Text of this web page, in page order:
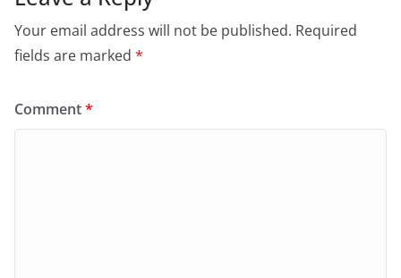
Your email address will not be published. Required
fields are marked *
Comment*